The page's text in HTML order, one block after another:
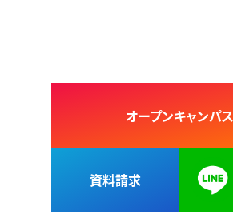
オープンキャンパス
資料請求